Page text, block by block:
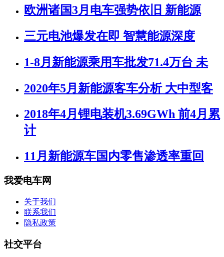
欧洲诸国3月电车强势依旧 新能源
三元电池爆发在即 智慧能源深度
1-8月新能源乘用车批发71.4万台 未
2020年5月新能源客车分析 大中型客
2018年4月锂电装机3.69GWh 前4月累
计
11月新能源车国内零售渗透率重回
我爱电车网
关于我们
联系我们
隐私政策
社交平台